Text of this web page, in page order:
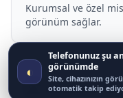
Kurumsal ve özel
görünüm sağlar.
🛣️ Uzun Yol
◐
Telefonunuz şu
görünümde
Site, cihazınızın
otomatik takip